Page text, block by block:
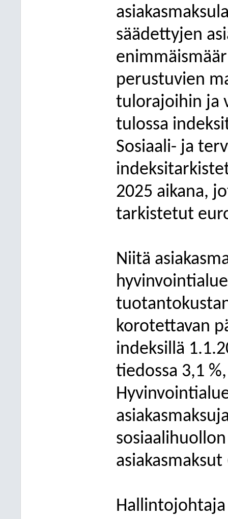
säädettyjen
perustuvien
tulorajoihin ja
tulossa
Sosiaali- ja
2025 aikana,
tarkistetut
Niitä
korotettavan
indeksillä
tiedossa 3,1
Hallintojohtaja